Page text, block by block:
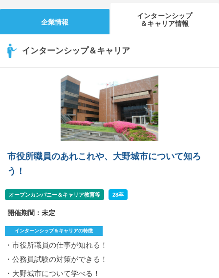
企業情報
インターンシップ
＆キャリア情報
インターンシップ＆キャリア
市役所職員のあれこれや、大野城市について知ろ
う！
オープンカンパニー＆キャリア教育等 28卒
開催期間：未定
インターンシップ＆キャリアの特徴
・市役所職員の仕事が知れる！
・公務員試験の対策ができる！
・大野城市について学べる！